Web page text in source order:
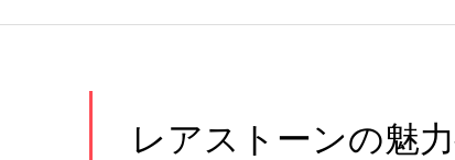
レアストーンの魅